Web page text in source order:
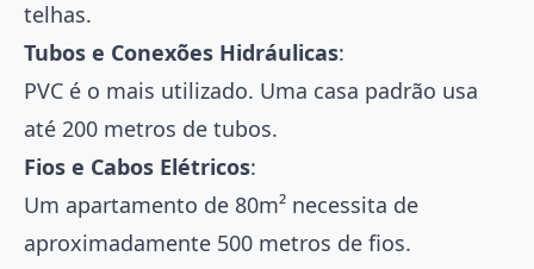
telhas.
Tubos e Conexões Hidráulicas:
PVC é o mais utilizado. Uma casa padrão usa
até 200 metros de tubos.
Fios e Cabos Elétricos:
Um apartamento de 80m² necessita de
aproximadamente 500 metros de fios.